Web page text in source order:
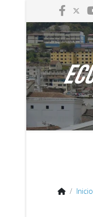
Inicio